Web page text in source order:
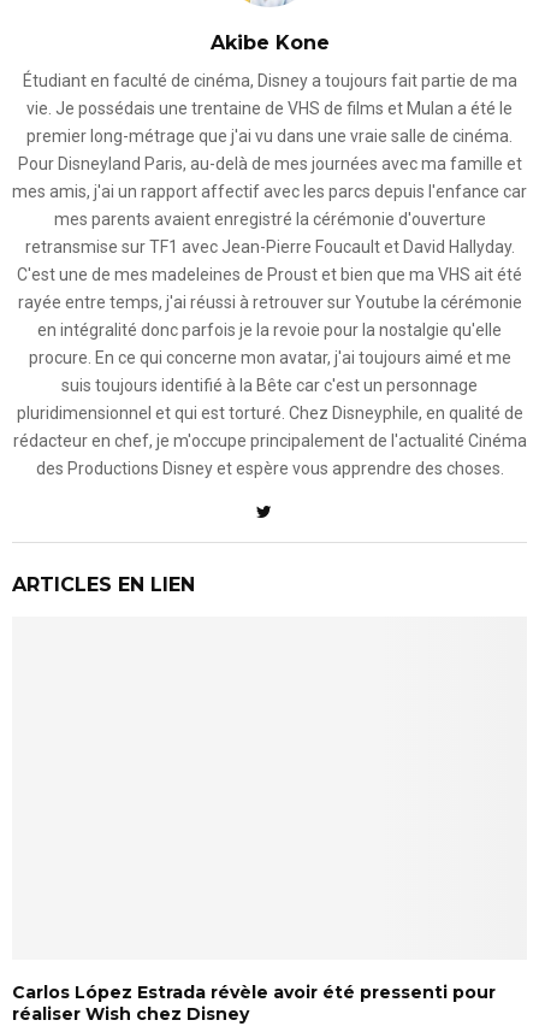
Akibe Kone
Étudiant en faculté de cinéma, Disney a toujours fait partie de ma
vie. Je possédais une trentaine de VHS de films et Mulan a été le
premier long-métrage que j'ai vu dans une vraie salle de cinéma.
Pour Disneyland Paris, au-delà de mes journées avec ma famille et
mes amis, j'ai un rapport affectif avec les parcs depuis l'enfance car
mes parents avaient enregistré la cérémonie d'ouverture
retransmise sur TF1 avec Jean-Pierre Foucault et David Hallyday.
C'est une de mes madeleines de Proust et bien que ma VHS ait été
rayée entre temps, j'ai réussi à retrouver sur Youtube la cérémonie
en intégralité donc parfois je la revoie pour la nostalgie qu'elle
procure. En ce qui concerne mon avatar, j'ai toujours aimé et me
suis toujours identifié à la Bête car c'est un personnage
pluridimensionnel et qui est torturé. Chez Disneyphile, en qualité de
rédacteur en chef, je m'occupe principalement de l'actualité Cinéma
des Productions Disney et espère vous apprendre des choses.
ARTICLES EN LIEN
Carlos López Estrada révèle avoir été pressenti pour
réaliser Wish chez Disney